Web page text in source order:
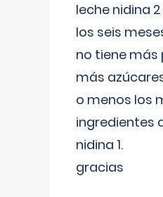
leche nidina
los seis
no tiene más
más
o menos los
ingredientes
nidina 1.
gracias